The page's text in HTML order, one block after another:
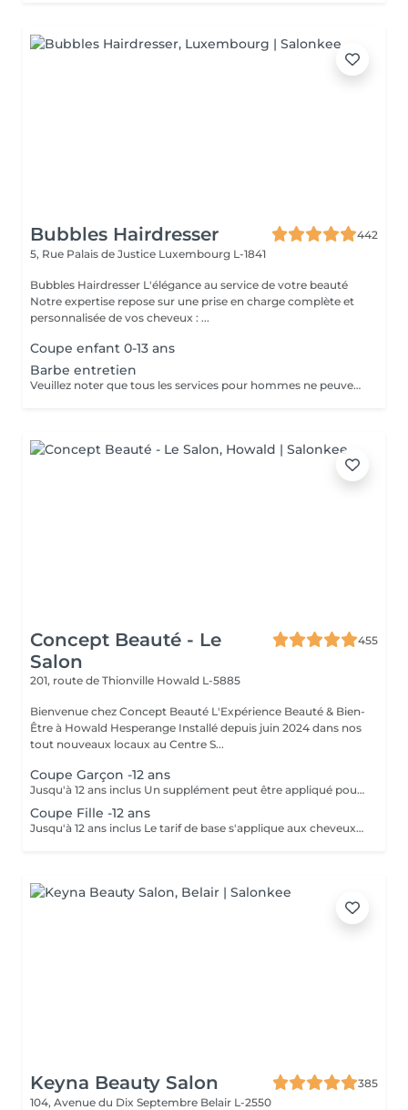
Bubbles Hairdresser
442
5, Rue Palais de Justice Luxembourg L-1841
Bubbles Hairdresser L'élégance au service de votre beauté
Notre expertise repose sur une prise en charge complète et
personnalisée de vos cheveux : ...
Coupe enfant 0-13 ans
Barbe entretien
Veuillez noter que tous les services pour hommes ne peuvent PAS être réservés en ligne. Merci d'appeler ou de passer pour réserver ces derniers. Quiconque ne respecte pas cela et réserve un service pour femme à la place ou utilise le compte d'une femme pour bloquer du temps pour le service d'un homme sera bloqué de toutes les réservations futures.
Concept Beauté - Le
Salon
455
201, route de Thionville Howald L-5885
Bienvenue chez Concept Beauté L'Expérience Beauté & Bien-
Être à Howald Hesperange Installé depuis juin 2024 dans nos
tout nouveaux locaux au Centre S...
Coupe Garçon -12 ans
Jusqu'à 12 ans inclus Un supplément peut être appliqué pour les cheveux très longs, très épais ou nécessitant un temps de travail supplémentaire.
Coupe Fille -12 ans
Jusqu'à 12 ans inclus Le tarif de base s'applique aux cheveux courts à mi-longs. Un supplément peut être appliqué pour les cheveux très longs, très épais ou nécessitant un temps de travail supplémentaire.
Keyna Beauty Salon
385
104, Avenue du Dix Septembre Belair L-2550